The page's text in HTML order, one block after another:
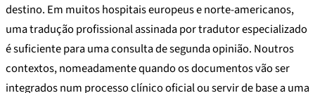
destino. Em muitos hospitais europeus e norte-americanos,
uma tradução profissional assinada por tradutor especializado
é suficiente para uma consulta de segunda opinião. Noutros
contextos, nomeadamente quando os documentos vão ser
integrados num processo clínico oficial ou servir de base a uma